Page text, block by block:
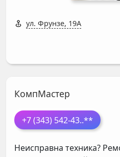
ул. Фрунзе, 19А
КомпМастер
+7 (343) 542-43..**
Неисправна техника?